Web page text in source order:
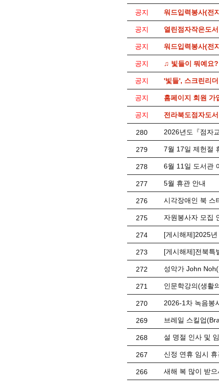
공지 워드입력봉사(전
공지 열린점자작은도
공지 워드입력봉사(전
공지 ♫ 빛들이 뭐예요?
공지 '빛들', 스크린리
공지 홈페이지 회원 가
공지 전라북도점자도
280 2026년도『점자
279 7월 17일 제헌절
278 6월 11일 도서관
277 5월 휴관 안내
276 시각장애인 북 스
275 자원봉사자 모집
274 [게시해제]2025
273 [게시해제]전북특
272 성악가 John
271 인문학강의(생활
270 2026-1차 녹음봉
269 브레일 스킬업
268 설 명절 인사 및
267 신정 연휴 임시
266 새해 복 많이 받